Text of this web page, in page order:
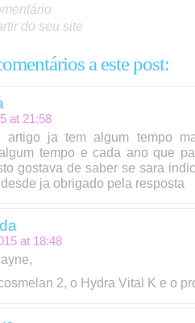
do seu site
a este post:
at 21:58
artigo ja tem algum tempo
tempo e cada ano que
gostava de saber se sara
ja obrigado pela resposta
at 18:48
2, o Hydra Vital K e o